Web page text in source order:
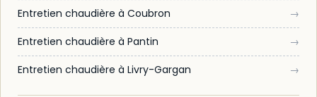
Entretien chaudière à Coubron
→
Entretien chaudière à Pantin
→
Entretien chaudière à Livry-Gargan
→